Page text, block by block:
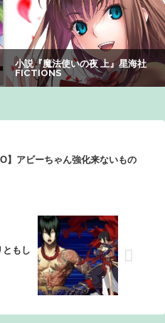
ーメンを食べたらおじさん
ュース
】アビーちゃん強化来ないもの
ともし